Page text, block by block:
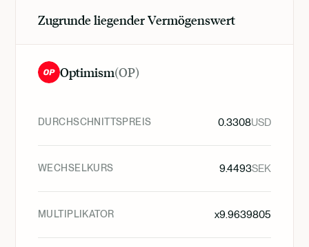
Zugrunde liegender Vermögenswert
Optimism(OP)
DURCHSCHNITTSPREIS 0.3308USD
WECHSELKURS 9.4493SEK
MULTIPLIKATOR x9.9639805